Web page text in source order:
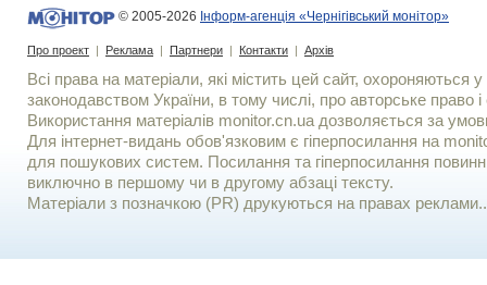
© 2005-2026 Інформ-агенція «Чернігівський монітор»
Про проект | Реклама | Партнери | Контакти | Архів
Всі права на матеріали, які містить цей сайт, охороняються у
законодавством України, в тому числі, про авторське право і
Використання матерiалiв monitor.cn.ua дозволяється за
Для iнтернет-видань обов'язковим є гiперпосилання на
для пошукових систем. Посилання та гіперпосилання
виключно в першому чи в другому абзаці тексту.
Матеріали з позначкою (PR) друкуються на правах реклами..